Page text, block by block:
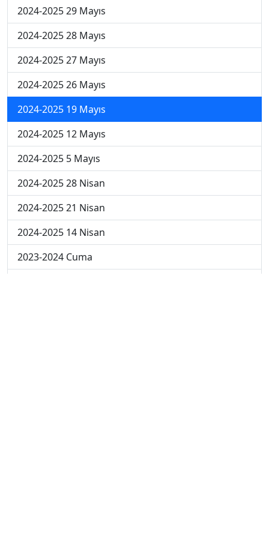
2024-2025 29 Mayıs
2024-2025 28 Mayıs
2024-2025 27 Mayıs
2024-2025 26 Mayıs
2024-2025 19 Mayıs
2024-2025 12 Mayıs
2024-2025 5 Mayıs
2024-2025 28 Nisan
2024-2025 21 Nisan
2024-2025 14 Nisan
2023-2024 Cuma